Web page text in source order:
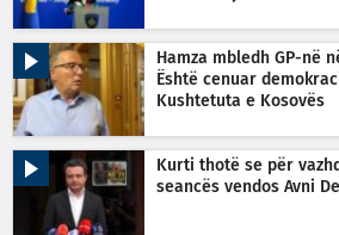
Hamza mbledh GP-në
Është cenuar
Kushtetuta e Kosovës
Kurti thotë se për
seancës vendos Avni